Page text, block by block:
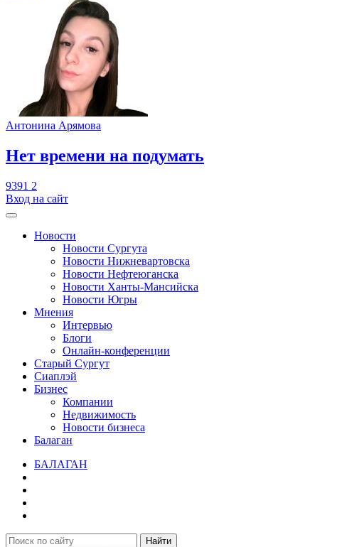
Антонина Арямова
​Нет времени на подумать
9391 2
Вход на сайт
Новости
Новости Сургута
Новости Нижневартовска
Новости Нефтеюганска
Новости Ханты-Мансийска
Новости Югры
Мнения
Интервью
Блоги
Онлайн-конференции
Старый Сургут
Сиаплэй
Бизнес
Компании
Недвижимость
Новости бизнеса
Балаган
БАЛАГАН
Найти